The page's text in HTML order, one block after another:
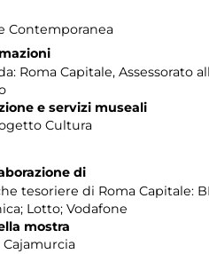
Contemporanea
Roma Capitale,
e servizi museali
Cultura
di
tesoriere di Roma Capitale:
Lotto; Vodafone
mostra